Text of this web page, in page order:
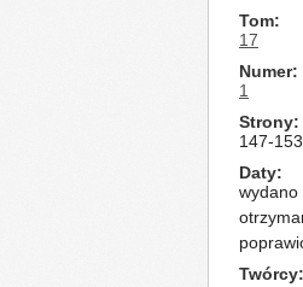
Tom
17
Numer
1
Strony
147-153
Daty
wydano
Twórcy